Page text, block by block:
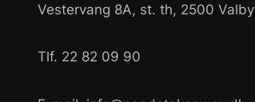
Vestervang 8A, st. th, 2500 Valby
Tlf. 22 82 09 90